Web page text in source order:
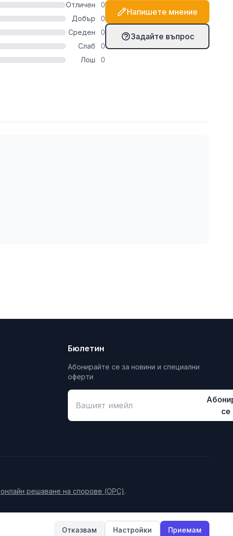
Отказвам Настройки Приемам
Отличен
0
Добър
0
Среден
0
Слаб
0
Лош
0
Напишете мнение
Задайте въпрос
Бюлетин
Абонирайте се за новини и специални
оферти
се
онлайн решаване на спорове (ОРС).